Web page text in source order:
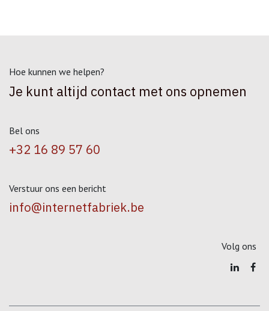
Hoe kunnen we helpen?
Je kunt altijd contact met ons opnemen
Bel ons
+32 16 89 57 60
Verstuur ons een bericht
info@internetfabriek.be
Volg ons